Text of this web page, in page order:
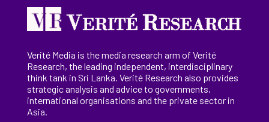
Verité Media is the media research arm of Verité
Research, theleading independent, interdisciplinary
think tank in Sri Lanka. Verité Research also provides
strategic analysis and advice to governments,
international organisations and the private sector in
Asia.